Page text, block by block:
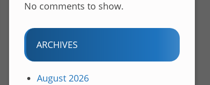
No comments to show.
ARCHIVES
August 2026